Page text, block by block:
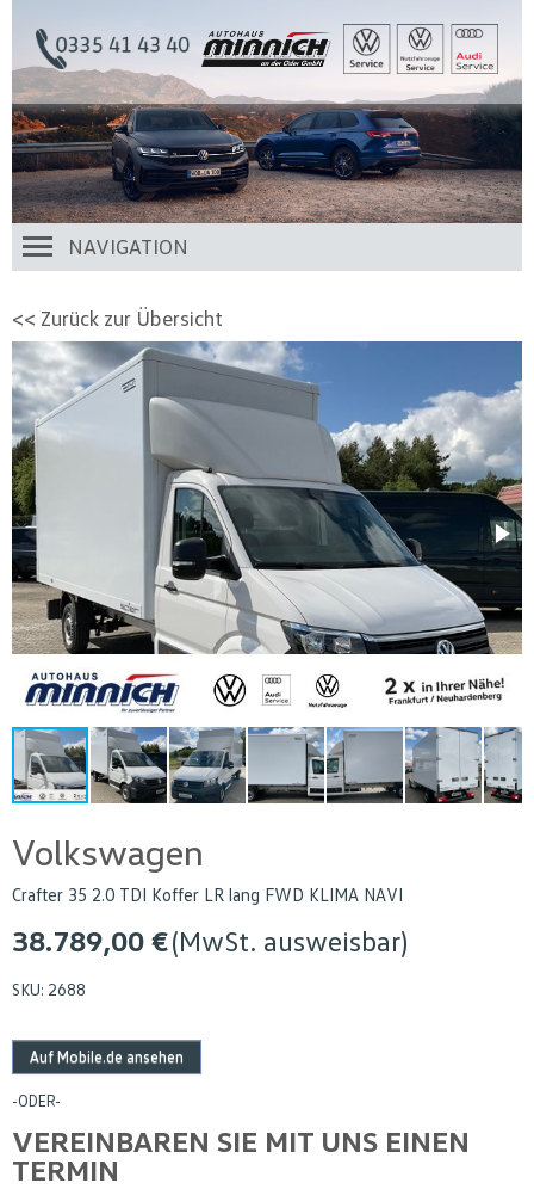
NAVIGATION
<< Zurück zur Übersicht
Volkswagen
Crafter 35 2.0 TDI Koffer LR lang FWD KLIMA NAVI
38.789,00 €(MwSt. ausweisbar)
SKU: 2688
Auf Mobile.de ansehen
-ODER-
VEREINBAREN SIE MIT UNS EINEN
TERMIN